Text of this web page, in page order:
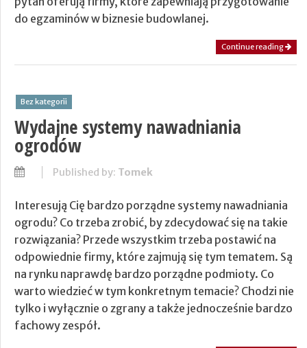
do egzaminów w biznesie budowlanej.
Continue reading
Bez kategorii
Wydajne systemy nawadniania
ogrodów
Published by: Tomek
Interesują Cię bardzo porządne systemy nawadniania
ogrodu? Co trzeba zrobić, by zdecydować się na takie
rozwiązania? Przede wszystkim trzeba postawić na
odpowiednie firmy, które zajmują się tym tematem. Są
na rynku naprawdę bardzo porządne podmioty. Co
warto wiedzieć w tym konkretnym temacie? Chodzi nie
tylko i wyłącznie o zgrany a także jednocześnie bardzo
fachowy zespół.